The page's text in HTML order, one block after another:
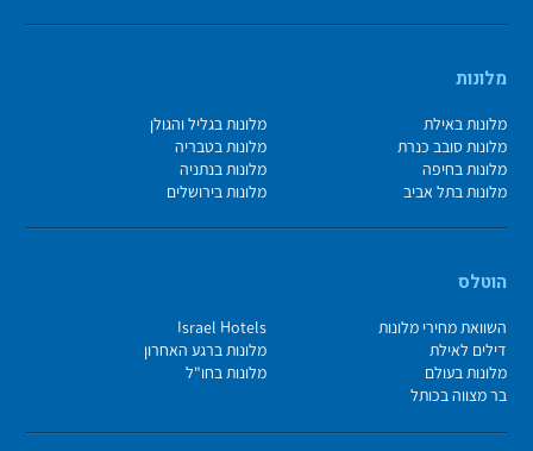
מלונות
מלונות באילת
מלונות בגליל והגולן
מלונות סובב כנרת
מלונות בטבריה
מלונות בחיפה
מלונות בנתניה
מלונות בתל אביב
מלונות בירושלים
הוטלס
השוואת מחירי מלונות
Israel Hotels
דילים לאילת
מלונות ברגע האחרון
מלונות בעולם
מלונות בחו"ל
בר מצווה בכותל